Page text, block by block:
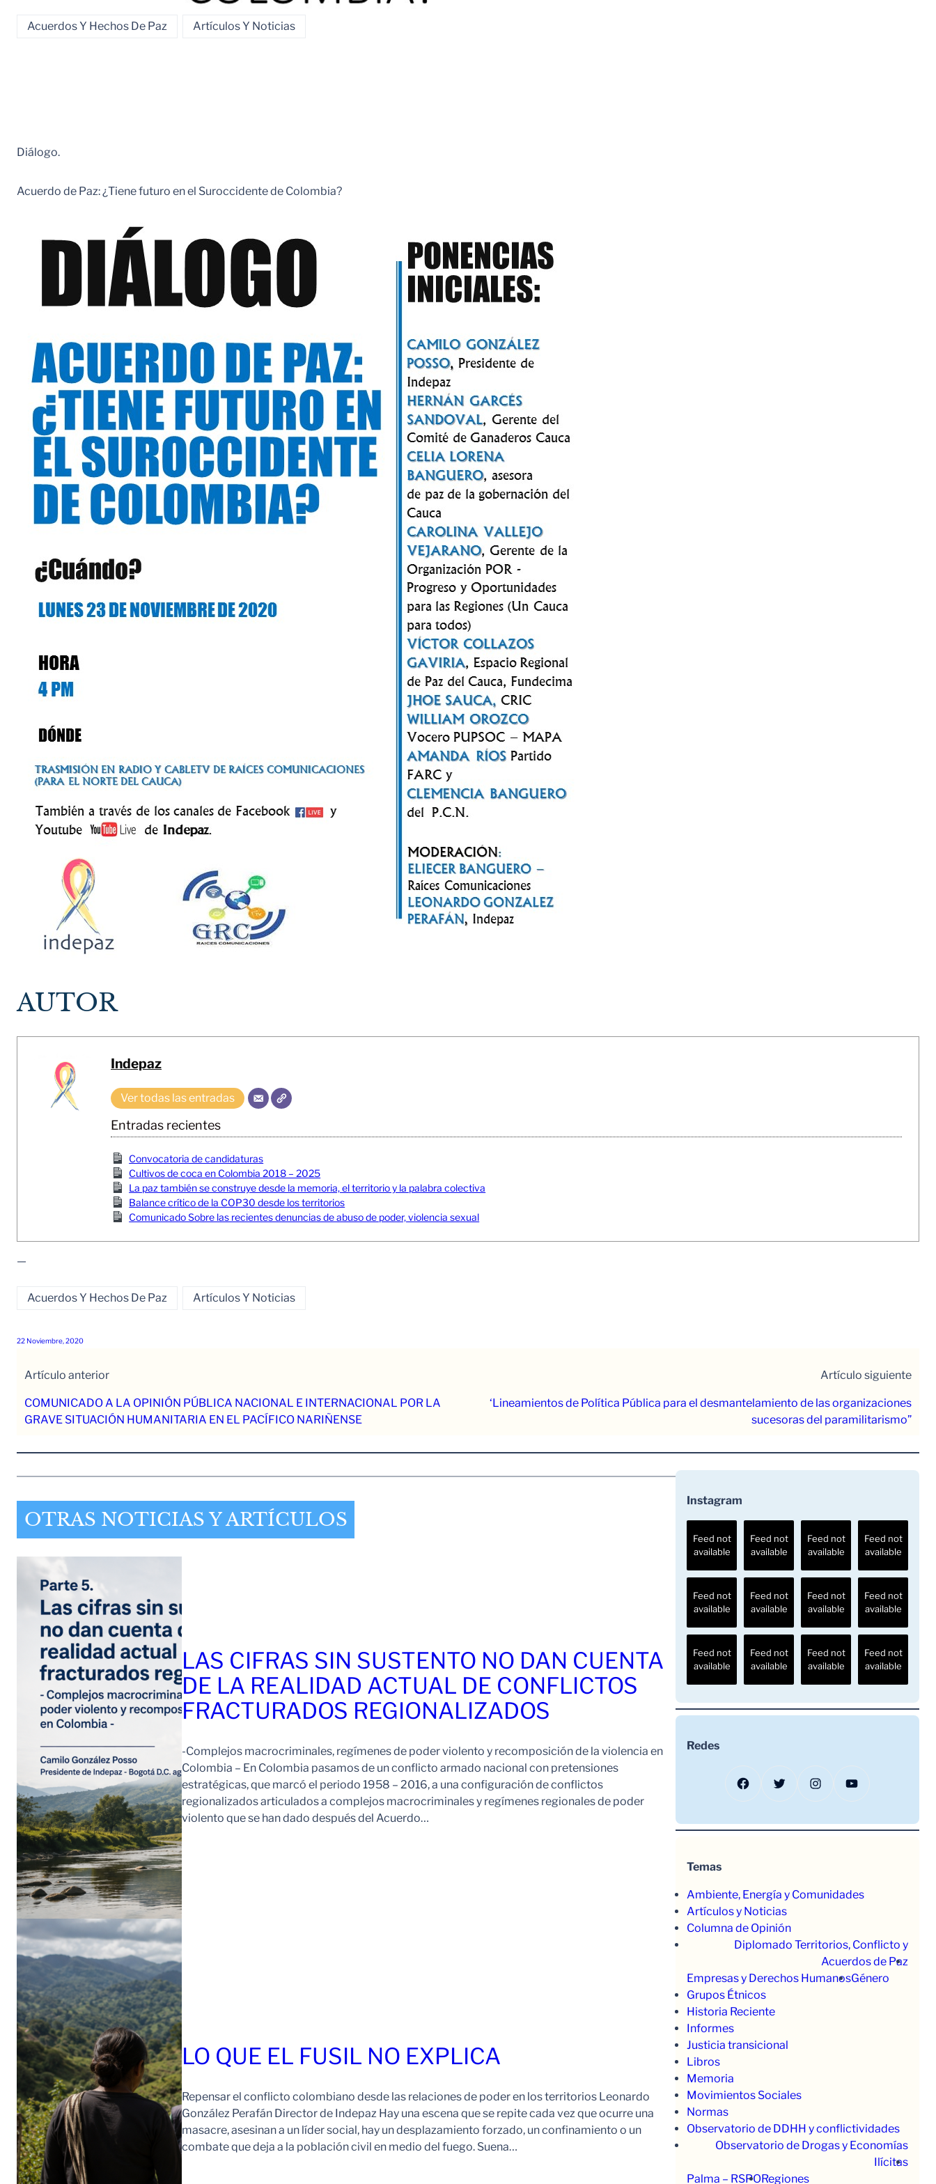
Acuerdos Y Hechos De Paz Artículos Y Noticias
Diálogo.
Acuerdo de Paz: ¿Tiene futuro en el Suroccidente de Colombia?
AUTOR
Indepaz
Ver todas las entradas
Entradas recientes
Convocatoria de candidaturas
Cultivos de coca en Colombia 2018 – 2025
La paz también se construye desde la memoria, el territorio y la palabra colectiva
Balance crítico de la COP30 desde los territorios
Comunicado Sobre las recientes denuncias de abuso de poder, violencia sexual
—
Acuerdos Y Hechos De Paz Artículos Y Noticias
22 Noviembre, 2020
Artículo anterior
COMUNICADO A LA OPINIÓN PÚBLICA NACIONAL E INTERNACIONAL POR LA
GRAVE SITUACIÓN HUMANITARIA EN EL PACÍFICO NARIÑENSE
Artículo siguiente
‘Lineamientos de Política Pública para el desmantelamiento de las organizaciones
sucesoras del paramilitarismo”
OTRAS NOTICIAS Y ARTÍCULOS
LAS CIFRAS SIN SUSTENTO NO DAN CUENTA
DE LA REALIDAD ACTUAL DE CONFLICTOS
FRACTURADOS REGIONALIZADOS
-Complejos macrocriminales, regímenes de poder violento y recomposición de la violencia en
Colombia – En Colombia pasamos de un conflicto armado nacional con pretensiones
estratégicas, que marcó el periodo 1958 – 2016, a una configuración de conflictos
regionalizados articulados a complejos macrocriminales y regímenes regionales de poder
violento que se han dado después del Acuerdo…
LO QUE EL FUSIL NO EXPLICA
Repensar el conflicto colombiano desde las relaciones de poder en los territorios Leonardo
González Perafán Director de Indepaz Hay una escena que se repite cada vez que ocurre una
masacre, asesinan a un líder social, hay un desplazamiento forzado, un confinamiento o un
combate que deja a la población civil en medio del fuego. Suena…
Instagram
Feed not
available
Feed not
available
Feed not
available
Feed not
available
Feed not
available
Feed not
available
Feed not
available
Feed not
available
Feed not
available
Feed not
available
Feed not
available
Feed not
available
Redes
Facebook Twitter Instagram YouTube
Temas
Ambiente, Energía y Comunidades
Artículos y Noticias
Columna de Opinión
Diplomado Territorios, Conflicto y
Acuerdos de Paz
Empresas y Derechos HumanosGénero
Grupos Étnicos
Historia Reciente
Informes
Justicia transicional
Libros
Memoria
Movimientos Sociales
Normas
Observatorio de DDHH y conflictividades
Observatorio de Drogas y Economías
Ilícitas
Palma – RSPORegiones